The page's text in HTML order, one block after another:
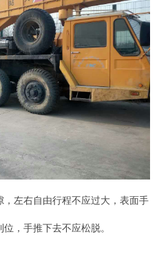
左右自由行程不应过大，表面手
，手推下去不应松脱。